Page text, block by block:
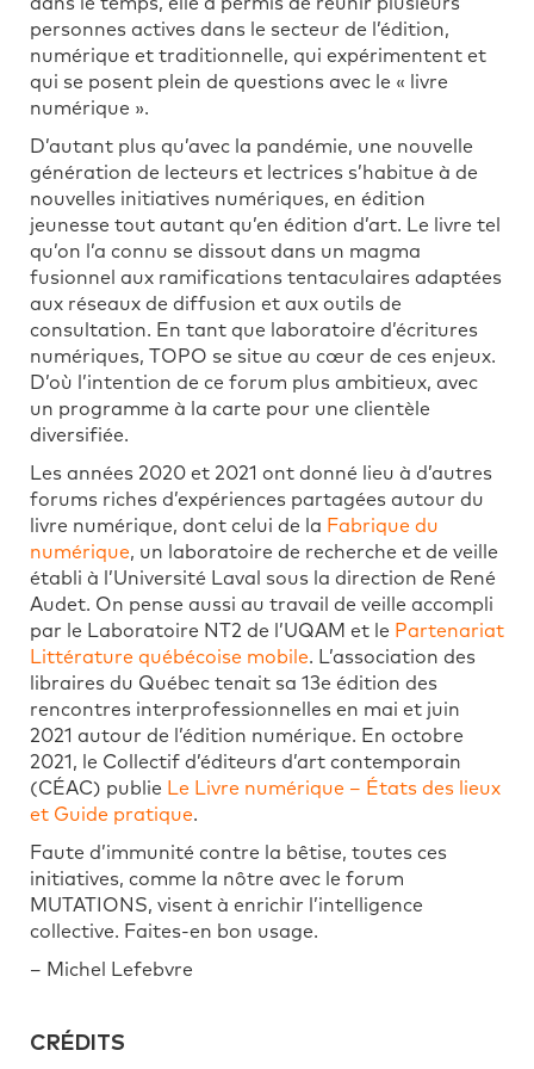
personnes actives dans le secteur de l’édition,
numérique et traditionnelle, qui expérimentent et
qui se posent plein de questions avec le « livre
numérique ».
D’autant plus qu’avec la pandémie, une nouvelle
génération de lecteurs et lectrices s’habitue à de
nouvelles initiatives numériques, en édition
jeunesse tout autant qu’en édition d’art. Le livre tel
qu’on l’a connu se dissout dans un magma
fusionnel aux ramifications tentaculaires adaptées
aux réseaux de diffusion et aux outils de
consultation. En tant que laboratoire d’écritures
numériques, TOPO se situe au cœur de ces enjeux.
D’où l’intention de ce forum plus ambitieux, avec
un programme à la carte pour une clientèle
diversifiée.
Les années 2020 et 2021 ont donné lieu à d’autres
forums riches d’expériences partagées autour du
livre numérique, dont celui de la Fabrique du
numérique, un laboratoire de recherche et de veille
établi à l’Université Laval sous la direction de René
Audet. On pense aussi au travail de veille accompli
par le Laboratoire NT2 de l’UQAM et le Partenariat
Littérature québécoise mobile. L’association des
libraires du Québec tenait sa 13e édition des
rencontres interprofessionnelles en mai et juin
2021 autour de l’édition numérique. En octobre
2021, le Collectif d’éditeurs d’art contemporain
(CÉAC) publie Le Livre numérique – États des lieux
et Guide pratique.
Faute d’immunité contre la bêtise, toutes ces
initiatives, comme la nôtre avec le forum
MUTATIONS, visent à enrichir l’intelligence
collective. Faites-en bon usage.
– Michel Lefebvre
CRÉDITS